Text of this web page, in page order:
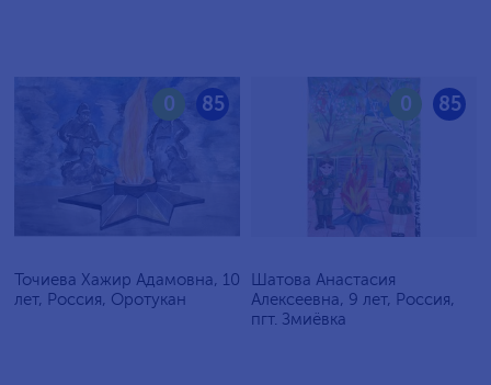
85
0
Точиева Хажир Адамовна, 10
лет, Россия, Оротукан
85
0
Шатова Анастасия
Алексеевна, 9 лет, Россия,
пгт. Змиёвка